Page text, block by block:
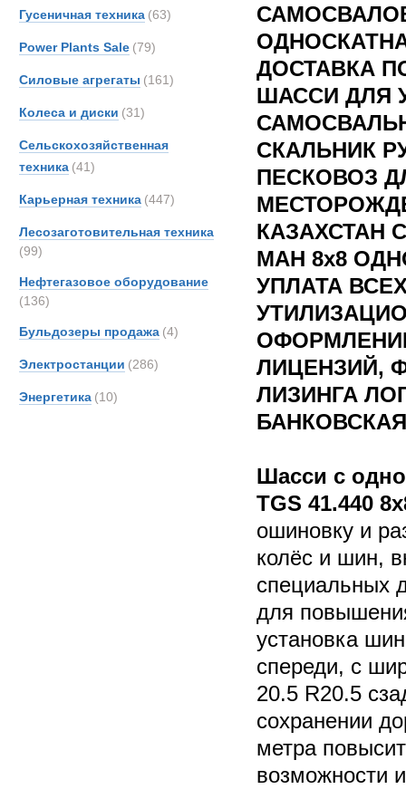
Гусеничная техника (63)
Power Plants Sale (79)
Силовые агрегаты (161)
Колеса и диски (31)
Сельскохозяйственная
техника (41)
Карьерная техника (447)
Лесозаготовительная техника
(99)
Нефтегазовое оборудование
(136)
Бульдозеры продажа (4)
Электростанции (286)
Энергетика (10)
ДОСТАВКА
ШАССИ ДЛЯ
СКАЛЬНИК
ПЕСКОВОЗ
КАЗАХСТАН
МАН 8х8
УПЛАТА
ЛИЦЕНЗИЙ,
ЛИЗИНГА
Шасси с
TGS 41.440
ошиновку и
колёс и шин,
специальных
для
установка
спереди, с
20.5 R20.5
сохранении
метра
возможности